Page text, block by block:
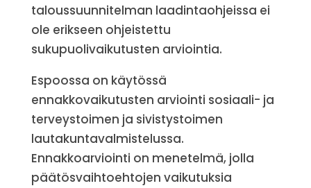
taloussuunnitelman laadintaohjeissa ei
ole erikseen ohjeistettu
sukupuolivaikutusten arviointia.
Espoossa on käytössä
ennakkovaikutusten arviointi sosiaali- ja
terveystoimen ja sivistystoimen
lautakuntavalmistelussa.
Ennakkoarviointi on menetelmä, jolla
päätösvaihtoehtojen vaikutuksia